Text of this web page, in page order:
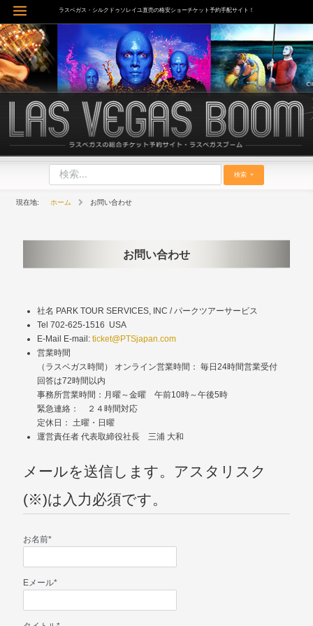
を
ス
キ
ッ
プ
Main
Menu
ラスベガス・シルクドゥソレイユ直売の格安ショーチケット予約手配サイト！
検索
ホーム お問い合わせ
お問い合わせ
社名 PARK TOUR SERVICES, INC / パークツアーサービス
Tel 702-625-1516 USA
E-Mail E-mail: ticket@PTSjapan.com
営業時間
（ラスベガス時間） オンライン営業時間： 毎日24時間営業受付
回答は72時間以内
事務所営業時間：月曜～金曜 午前10時～午後5時
緊急連絡： ２４時間対応
定休日： 土曜・日曜
運営責任者 代表取締役社長 三浦 大和
メールを送信します。アスタリスク
(※)は入力必須です。
お名前*
Eメール*